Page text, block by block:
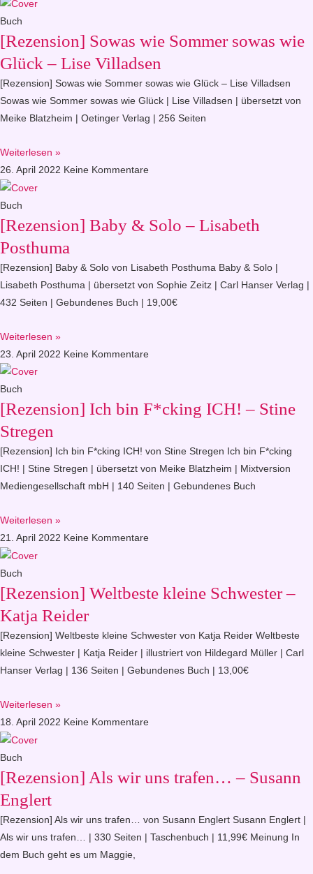
Buch
[Rezension] Sowas wie Sommer sowas wie
Glück – Lise Villadsen
[Rezension] Sowas wie Sommer sowas wie Glück – Lise Villadsen
Sowas wie Sommer sowas wie Glück | Lise Villadsen | übersetzt von
Meike Blatzheim | Oetinger Verlag | 256 Seiten
Weiterlesen »
26. April 2022 Keine Kommentare
Buch
[Rezension] Baby & Solo – Lisabeth
Posthuma
[Rezension] Baby & Solo von Lisabeth Posthuma Baby & Solo |
Lisabeth Posthuma | übersetzt von Sophie Zeitz | Carl Hanser Verlag |
432 Seiten | Gebundenes Buch | 19,00€
Weiterlesen »
23. April 2022 Keine Kommentare
Buch
[Rezension] Ich bin F*cking ICH! – Stine
Stregen
[Rezension] Ich bin F*cking ICH! von Stine Stregen Ich bin F*cking
ICH! | Stine Stregen | übersetzt von Meike Blatzheim | Mixtversion
Mediengesellschaft mbH | 140 Seiten | Gebundenes Buch
Weiterlesen »
21. April 2022 Keine Kommentare
Buch
[Rezension] Weltbeste kleine Schwester –
Katja Reider
[Rezension] Weltbeste kleine Schwester von Katja Reider Weltbeste
kleine Schwester | Katja Reider | illustriert von Hildegard Müller | Carl
Hanser Verlag | 136 Seiten | Gebundenes Buch | 13,00€
Weiterlesen »
18. April 2022 Keine Kommentare
Buch
[Rezension] Als wir uns trafen… – Susann
Englert
[Rezension] Als wir uns trafen… von Susann Englert Susann Englert |
Als wir uns trafen… | 330 Seiten | Taschenbuch | 11,99€ Meinung In
dem Buch geht es um Maggie,